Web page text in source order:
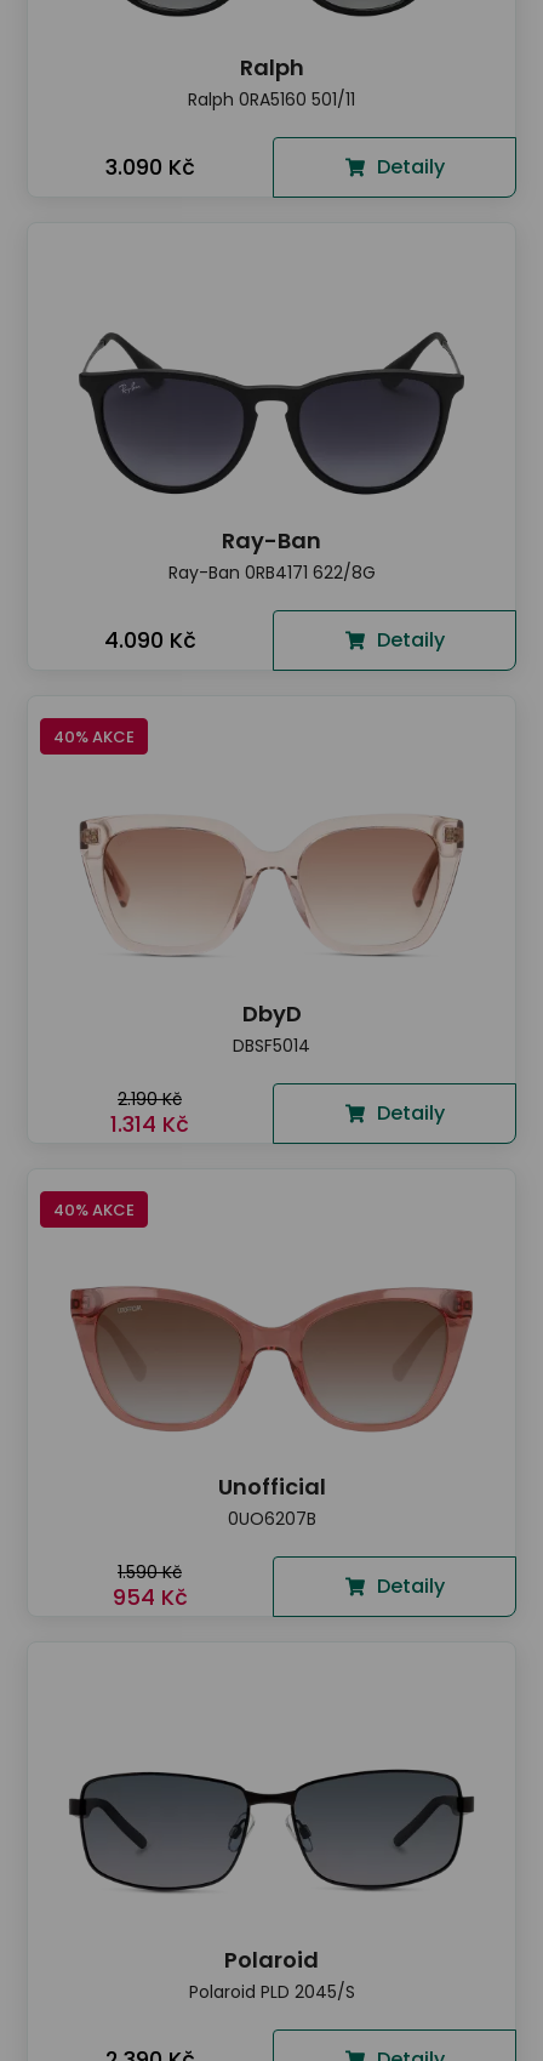
Ralph
Ralph 0RA5160 501/11
3.090 Kč Detaily
Ray-Ban
Ray-Ban 0RB4171 622/8G
4.090 Kč Detaily
40% AKCE
DbyD
DBSF5014
2.190 Kč
1.314 Kč Detaily
40% AKCE
Unofficial
0UO6207B
1.590 Kč
954 Kč Detaily
Polaroid
Polaroid PLD 2045/S